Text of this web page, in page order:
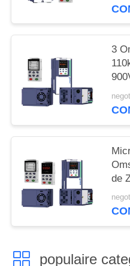
3
de
populaire